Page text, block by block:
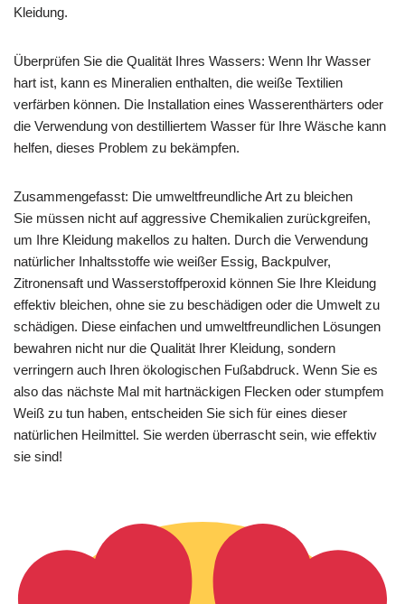
Kleidung.
Überprüfen Sie die Qualität Ihres Wassers: Wenn Ihr Wasser
hart ist, kann es Mineralien enthalten, die weiße Textilien
verfärben können. Die Installation eines Wasserenthärters oder
die Verwendung von destilliertem Wasser für Ihre Wäsche kann
helfen, dieses Problem zu bekämpfen.
Zusammengefasst: Die umweltfreundliche Art zu bleichen
Sie müssen nicht auf aggressive Chemikalien zurückgreifen,
um Ihre Kleidung makellos zu halten. Durch die Verwendung
natürlicher Inhaltsstoffe wie weißer Essig, Backpulver,
Zitronensaft und Wasserstoffperoxid können Sie Ihre Kleidung
effektiv bleichen, ohne sie zu beschädigen oder die Umwelt zu
schädigen. Diese einfachen und umweltfreundlichen Lösungen
bewahren nicht nur die Qualität Ihrer Kleidung, sondern
verringern auch Ihren ökologischen Fußabdruck. Wenn Sie es
also das nächste Mal mit hartnäckigen Flecken oder stumpfem
Weiß zu tun haben, entscheiden Sie sich für eines dieser
natürlichen Heilmittel. Sie werden überrascht sein, wie effektiv
sie sind!